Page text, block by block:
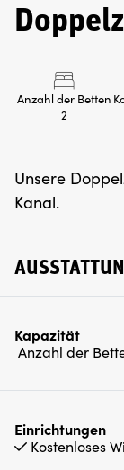
Anzahl der Betten
2
Unsere
Kanal.
Kapazität
Anzahl der
Einrichtungen
Kostenloses